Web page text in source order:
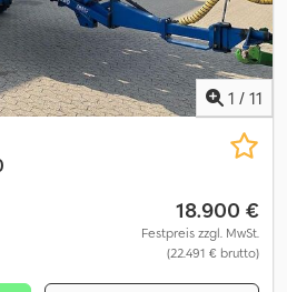
1 / 11
18.900 €
Festpreis zzgl. MwSt.
(22.491 € brutto)